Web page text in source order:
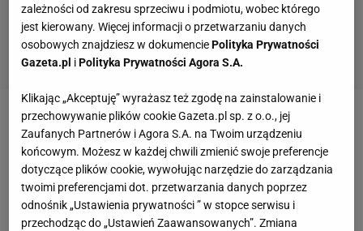
Zagłębie zawodzi. W ostatniej kolejce przegrało w
Siedlach, a wcześniej straciło komplet punktów w
meczuz MKS-em Kluczbork. - Zagłębie zmierza w
dobrym kierunku. Potykając się też można zajść
daleko.
zależności od zakresu sprzeciwu i podmiotu, wobec którego
jest kierowany. Więcej informacji o przetwarzaniu danych
osobowych znajdziesz w dokumenciePolityka Prywatności
Gazeta.pl iPolityka Prywatności Agora S.A.
Klikając „Akceptuję” wyrażasz też zgodę na zainstalowanie i
przechowywanie plików cookie Gazeta.pl sp. z o.o., jej
Zaufanych Partnerów i Agora S.A. na Twoim urządzeniu
końcowym. Możesz w każdej chwili zmienić swoje preferencje
dotyczące plików cookie, wywołując narzędzie do zarządzania
twoimi preferencjami dot. przetwarzania danych poprzez
odnośnik „Ustawienia prywatności ” w stopce serwisu i
przechodząc do „Ustawień Zaawansowanych”. Zmiana